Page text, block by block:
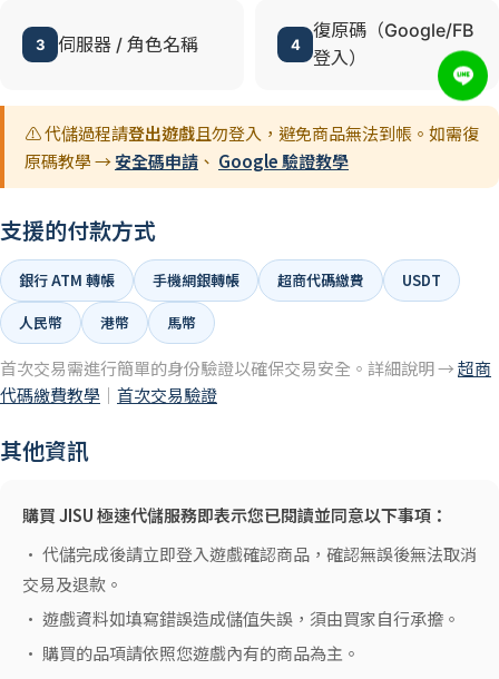
3 伺服器 / 角色名稱 4
復原碼（Google/FB
登入）
⚠️ 代儲過程請登出遊戲且勿登入，避免商品無法到帳。如需復
原碼教學 →安全碼申請 、 Google 驗證教學
支援的付款方式
銀行 ATM 轉帳 手機網銀轉帳 超商代碼繳費
USDT
人民幣
港幣 馬幣
首次交易需進行簡單的身份驗證以確保交易安全。詳細說明 →超商
代碼繳費教學 ｜ 首次交易驗證
其他資訊
購買 JISU 極速代儲服務即表示您已閱讀並同意以下事項：
• 代儲完成後請立即登入遊戲確認商品，確認無誤後無法取消
交易及退款。
• 遊戲資料如填寫錯誤造成儲值失誤，須由買家自行承擔。
• 購買的品項請依照您遊戲內有的商品為主。